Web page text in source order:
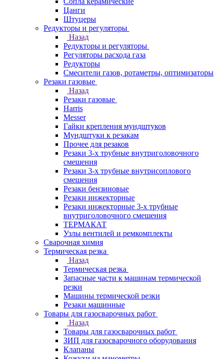
Цанги
Штуцеры
Редукторы и регуляторы
Назад
Редукторы и регуляторы
Регуляторы расхода газа
Редукторы
Смесители газов, ротаметры, оптимизаторы
Резаки газовые
Назад
Резаки газовые
Harris
Messer
Гайки крепления мундштуков
Мундштуки к резакам
Прочее для резаков
Резаки 3-х трубные внутриголовочного
смешения
Резаки 3-х трубные внутрисоплового
смешения
Резаки бензиновые
Резаки инжекторные
Резаки инжекторные 3-х трубные
внутриголовочного смешения
ТЕРМАКАТ
Узлы вентилей и ремкомплекты
Сварочная химия
Термическая резка
Назад
Термическая резка
Запасные части к машинам термической
резки
Машины термической резки
Резаки машинные
Товары для газосварочных работ
Назад
Товары для газосварочных работ
ЗИП для газосварочного оборудования
Клапаны